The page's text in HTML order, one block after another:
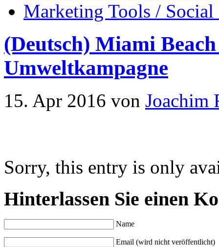
Marketing Tools /
(Deutsch) Miami
Umweltkampagne
15. Apr 2016 von Joachim
Sorry, this entry is only
Hinterlassen Sie einen
Name
Email (wird nicht veröffentlicht)